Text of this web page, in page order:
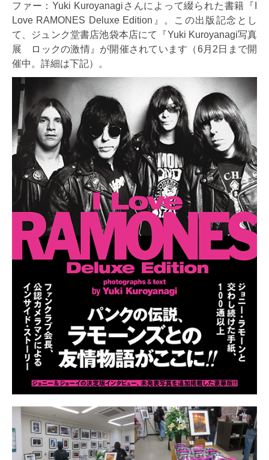
ファー：Yuki Kuroyanagiさんによって綴られた書籍『I
Love RAMONES Deluxe Edition』。この出版記念とし
て、ジュンク堂書店池袋本店にて『Yuki Kuroyanagi写真
展 ロックの激情』が開催されています（6月2日まで開
催中。詳細は下記）。